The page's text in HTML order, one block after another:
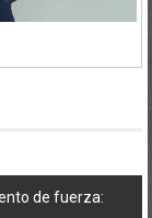
de fuerza: